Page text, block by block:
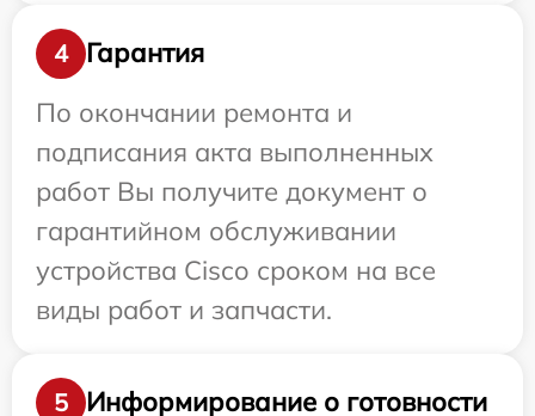
4
Гарантия
По окончании ремонта и
подписания акта выполненных
работ Вы получите документ о
гарантийном обслуживании
устройства Cisco сроком на все
виды работ и запчасти.
5
Информирование о готовности